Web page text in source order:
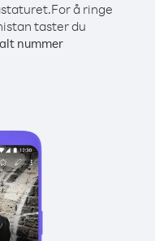
For å ringe
taster du
nummer